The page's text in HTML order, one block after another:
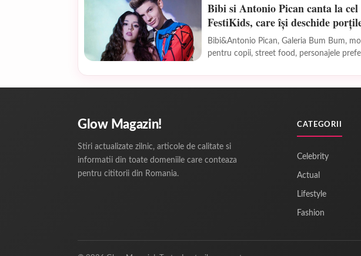
Bibi si Antonio Pican canta la
FestiKids, care își deschide
Bibi&Antonio Pican, Galeria Bum Bum,
pentru copii, street food, personajele
Glow Magazin!
Stiri actualizate zilnic, articole de calitate si
informatii din toate domeniile care conteaza
pentru cititorii din Romania.
CATEGORII
Celebrity
Actual
Lifestyle
Fashion